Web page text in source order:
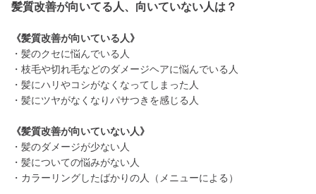
髪質改善が向いてる人、向いていない人は？
《髪質改善が向いている人》
・髪のクセに悩んでいる人
・枝毛や切れ毛などのダメージヘアに悩んでいる人
・髪にハリやコシがなくなってしまった人
・髪にツヤがなくなりパサつきを感じる人
《髪質改善が向いていない人》
・髪のダメージが少ない人
・髪についての悩みがない人
・カラーリングしたばかりの人（メニューによる）